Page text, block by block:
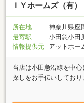
ＩＹホームズ（有）
所在地
神奈川県座
最寄駅
小田急小田
情報提供元
アットホー
当店は小田急沿線を中
探しをお手伝いしており
マンションの売買等も